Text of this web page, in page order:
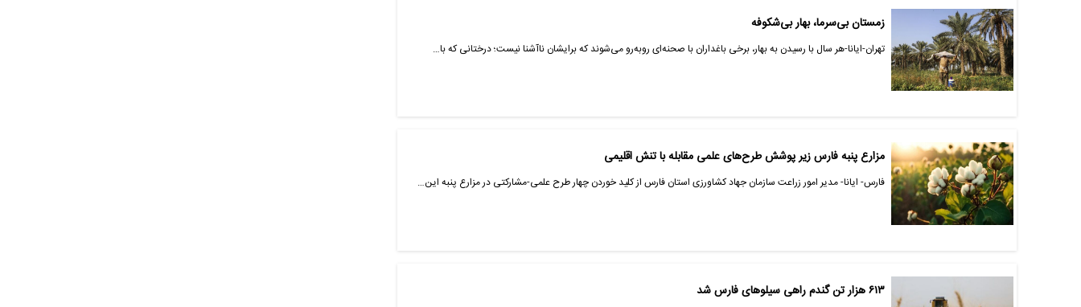
زمستان بی‌سرما، بهار بی‌شکوفه
تهران-ایانا-هر سال با رسیدن به بهار، برخی باغداران با صحنه‌ای روبه‌رو می‌شوند که برایشان ناآشنا نیست؛ درختانی که با…
مزارع پنبه فارس زیر پوشش طرح‌های علمی مقابله با تنش اقلیمی
فارس- ایانا- مدیر امور زراعت سازمان جهاد کشاورزی استان فارس از کلید خوردن چهار طرح علمی-مشارکتی در مزارع پنبه این…
۶۱۳ هزار تن گندم راهی سیلوهای فارس شد